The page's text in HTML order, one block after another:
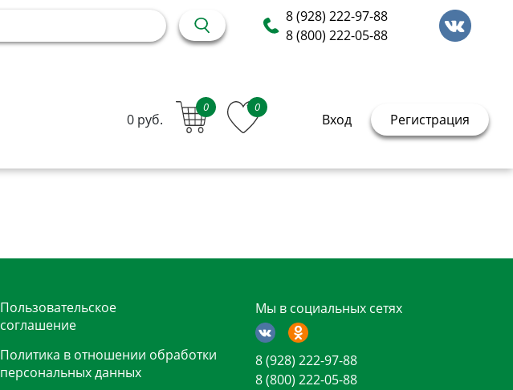
8 (928) 222-97-88
8 (800) 222-05-88
0 руб.
0 0
Вход Регистрация
Пользовательское
соглашение
Политика в отношении обработки
персональных данных
Мы в социальных сетях
8 (928) 222-97-88
8 (800) 222-05-88